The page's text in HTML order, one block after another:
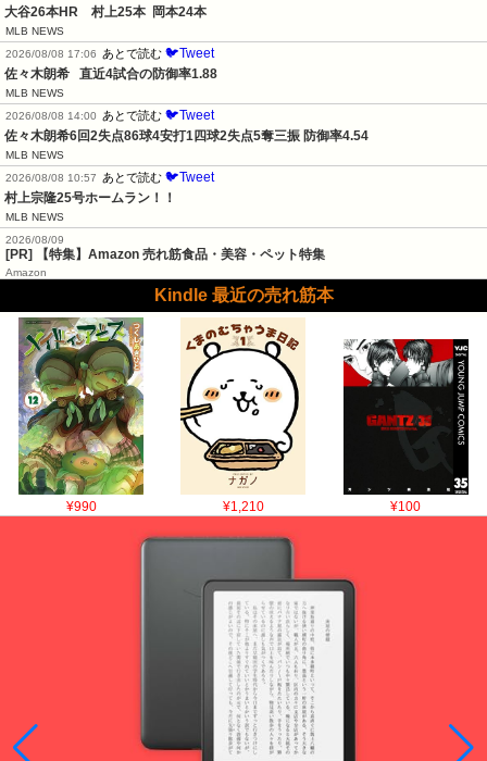
大谷26本HR　村上25本  岡本24本
MLB NEWS
2026/08/08 17:06
あとで読む 🐦Tweet
佐々木朗希   直近4試合の防御率1.88
MLB NEWS
2026/08/08 14:00
あとで読む 🐦Tweet
佐々木朗希6回2失点86球4安打1四球2失点5奪三振 防御率4.54
MLB NEWS
2026/08/08 10:57
あとで読む 🐦Tweet
村上宗隆25号ホームラン！！
MLB NEWS
2026/08/09
[PR] 【特集】Amazon 売れ筋食品・美容・ペット特集
Amazon
Kindle 最近の売れ筋本
¥990 ¥1,210 ¥100